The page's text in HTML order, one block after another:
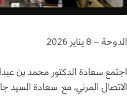
الدوحة – 8 يناير 2026
اجتمع سعادة الدكتور محمد بن
الاتصال المرئي، مع سعادة السيد